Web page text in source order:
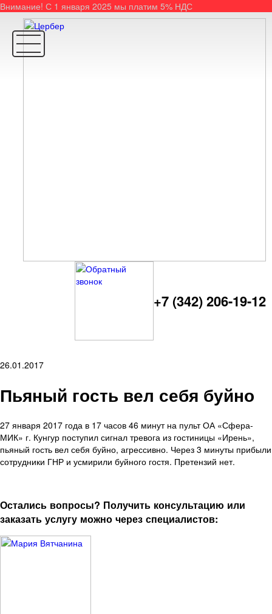
Внимание! С 1 января 2025 мы платим 5% НДС
+7 (342) 206-19-12
26.01.2017
Пьяный гость вел себя буйно
27 января 2017 года в 17 часов 46 минут на пульт ОА «Сфера-
МИК» г. Кунгур поступил сигнал тревога из гостиницы «Ирень»,
пьяный гость вел себя буйно, агрессивно. Через 3 минуты прибыли
сотрудники ГНР и усмирили буйного гостя. Претензий нет.
Остались вопросы? Получить консультацию или
заказать услугу можно через специалистов: